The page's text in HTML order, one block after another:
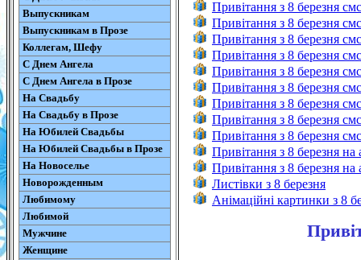
Выпускникам
Выпускникам в Прозе
Коллегам, Шефу
С Днем Ангела
С Днем Ангела в Прозе
На Свадьбу
На Свадьбу в Прозе
На Юбилей Свадьбы
На Юбилей Свадьбы в Прозе
На Новоселье
Новорожденным
Любимому
Любимой
Мужчине
Женщине
Привітання з 8 березня
Привітання з 8 березня смс
Привітання з 8 березня
Привітання з 8 березня смс
Привітання з 8 березня
Привітання з 8 березня
Привітання з 8 березня
Привітання з 8 березня смс
Привітання з 8 березня
Привітання з 8 березня на
Привітання з 8 березня на
Листівки з 8 березня
Анімаційні картинки з 8